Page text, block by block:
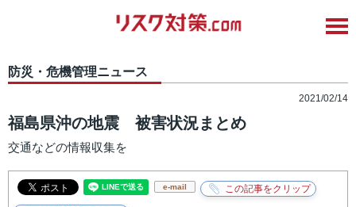
防災・危機管理ニュース
2021/02/14
福島県沖の地震 被害状況まとめ
交通などの情報収集を
e-mail